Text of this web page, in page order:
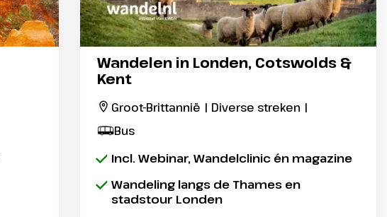
Wandelen in Londen, Cotswolds &
Kent
Groot-Brittannië | Diverse streken |
Bus
Incl. Webinar, Wandelclinic én magazine
Wandeling langs de Thames en
stadstour Londen